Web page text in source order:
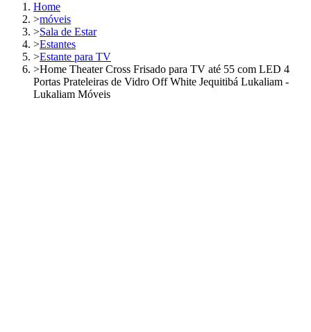
Home
>móveis
>Sala de Estar
>Estantes
>Estante para TV
>Home Theater Cross Frisado para TV até 55 com LED 4
Portas Prateleiras de Vidro Off White Jequitibá Lukaliam -
Lukaliam Móveis